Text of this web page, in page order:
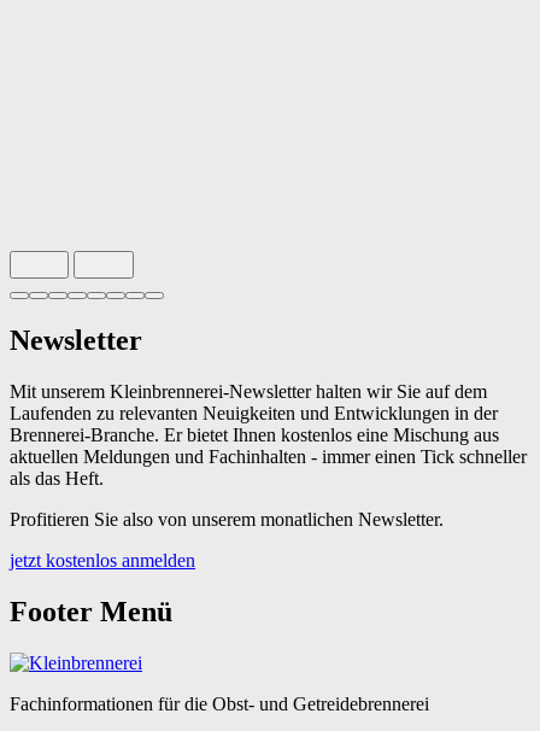
Slide 1 von 8 aktiv
Newsletter
Mit unserem Kleinbrennerei-Newsletter halten wir Sie auf dem
Laufenden zu relevanten Neuigkeiten und Entwicklungen in der
Brennerei-Branche. Er bietet Ihnen kostenlos eine Mischung aus
aktuellen Meldungen und Fachinhalten - immer einen Tick schneller
als das Heft.
Profitieren Sie also von unserem monatlichen Newsletter.
jetzt kostenlos anmelden
Footer Menü
Fachinformationen für die Obst- und Getreidebrennerei